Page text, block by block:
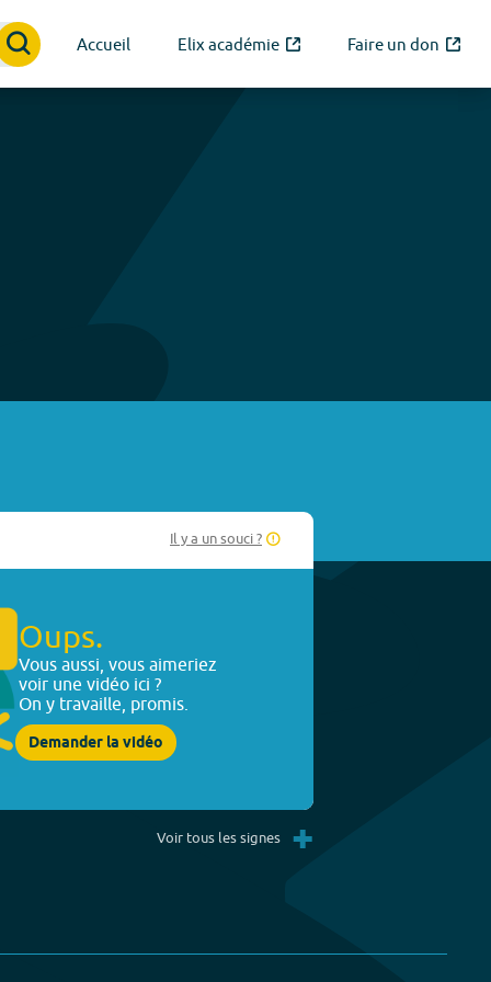
Accueil Elix académie Faire un don
Il y a un souci ?
Oups.
Vous aussi, vous aimeriez
voir une vidéo ici ?
On y travaille, promis.
Demander la vidéo
Voir tous les signes +